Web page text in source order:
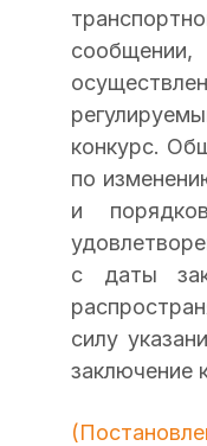
конкурс.
по
и
с даты
силу
заключение
(